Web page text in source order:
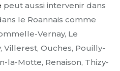
peut aussi intervenir dans
le Roannais comme
Vernay, Le
Villerest, Ouches, Pouilly-
la-Motte, Renaison, Thizy-